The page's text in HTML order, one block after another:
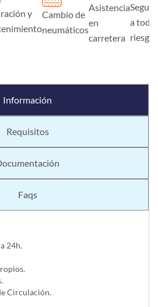
y
Cambio de
neumáticos
Asistencia
en
carretera
Seguro
a todo
riesgo
Información
Requisitos
Faqs
24h.
Circulación.